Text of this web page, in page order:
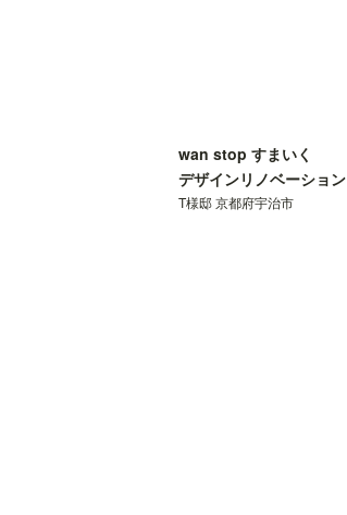
wan stop すまいく
デザインリノベーション
T様邸 京都府宇治市